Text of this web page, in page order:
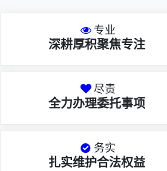
专业
深耕厚积聚焦专注
尽责
全力办理委托事项
务实
扎实维护合法权益